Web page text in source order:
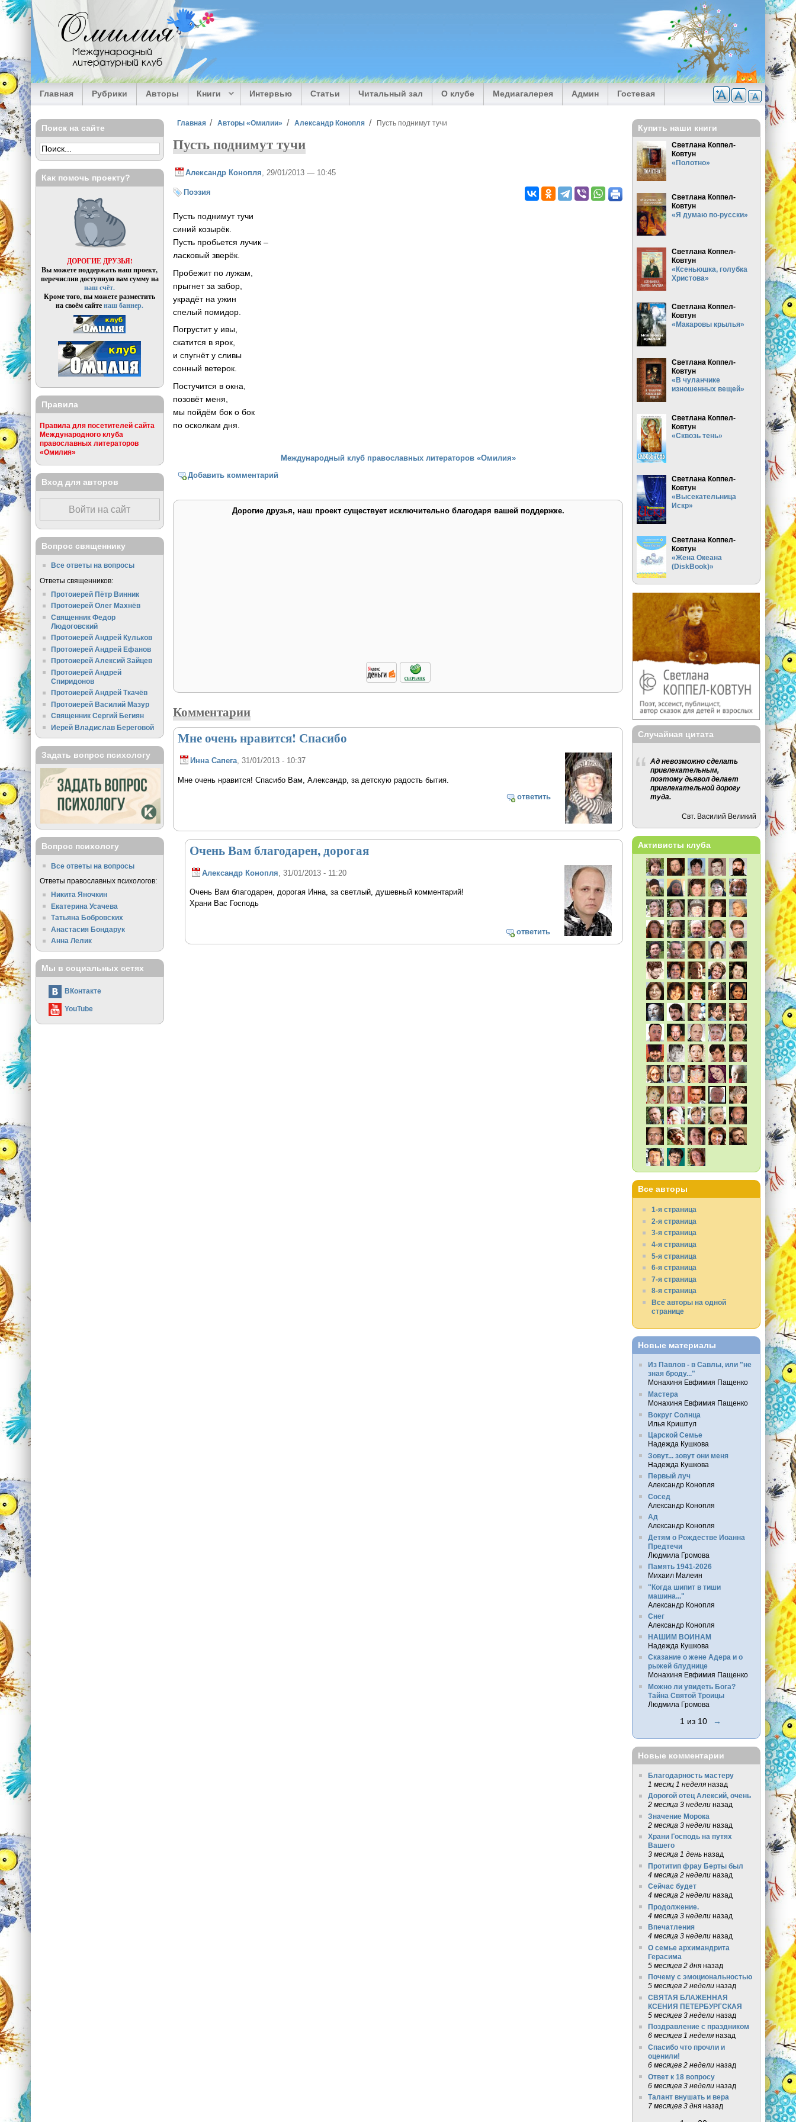
Перейти к основному содержанию
Омилия
Международный
литературный клуб
Главная Рубрики Авторы Книги Интервью Статьи Читальный зал О клубе Медиагалерея Админ Гостевая
Вы здесь
Главная Авторы «Омилии» Александр Конопля Пусть поднимут тучи
Пусть поднимут тучи
Александр Конопля , 29/01/2013 — 10:45
Поэзия
Пусть поднимут тучи
синий козырёк.
Пусть пробьется лучик –
ласковый зверёк.
Пробежит по лужам,
прыгнет за забор,
украдёт на ужин
спелый помидор.
Погрустит у ивы,
скатится в ярок,
и спугнёт у сливы
сонный ветерок.
Постучится в окна,
позовёт меня,
мы пойдём бок о бок
по осколкам дня.
Международный клуб православных литераторов «Омилия»
Добавить комментарий
Дорогие друзья, наш проект существует исключительно благодаря вашей поддержке.
Комментарии
Мне очень нравится! Спасибо
Инна Сапега, 31/01/2013 - 10:37
Мне очень нравится! Спасибо Вам, Александр, за детскую радость бытия.
ответить
Очень Вам благодарен, дорогая
Александр Конопля , 31/01/2013 - 11:20
Очень Вам благодарен, дорогая Инна, за светлый, душевный комментарий!
Храни Вас Господь
ответить
Поиск на сайте
Как помочь проекту?
ДОРОГИЕ ДРУЗЬЯ!
Вы можете поддержать наш проект,
перечислив доступную вам сумму на
наш счёт.
Кроме того, вы можете разместить
на своём сайтенаш баннер.
Правила
Правила для посетителей сайта
Международного клуба
православных литераторов
«Омилия»
Вход для авторов
Войти на сайт
Вопрос священнику
Все ответы на вопросы
Ответы священников:
Протоиерей Пётр Винник
Протоиерей Олег Махнёв
Священник Федор
Людоговский
Протоиерей Андрей Кульков
Протоиерей Андрей Ефанов
Протоиерей Алексий Зайцев
Протоиерей Андрей
Спиридонов
Протоиерей Андрей Ткачёв
Протоиерей Василий Мазур
Священник Сергий Бегиян
Иерей Владислав Береговой
Задать вопрос психологу
Вопрос психологу
Все ответы на вопросы
Ответы православных психологов:
Никита Яночкин
Екатерина Усачева
Татьяна Бобровских
Анастасия Бондарук
Анна Лелик
Мы в социальных сетях
ВКонтакте
YouTube
Купить наши книги
Светлана Коппел-
Ковтун
«Полотно»
Светлана Коппел-
Ковтун
«Я думаю по-русски»
Светлана Коппел-
Ковтун
«Ксеньюшка, голубка
Христова»
Светлана Коппел-
Ковтун
«Макаровы крылья»
Светлана Коппел-
Ковтун
«В чуланчике
изношенных вещей»
Светлана Коппел-
Ковтун
«Сквозь тень»
Светлана Коппел-
Ковтун
«Высекательница
Искр»
Светлана Коппел-
Ковтун
«Жена Океана
(DiskBook)»
Случайная цитата
Ад невозможно сделать
привлекательным,
поэтому дьявол делает
привлекательной дорогу
туда.
Свт. Василий Великий
Активисты клуба
Все авторы
1-я страница
2-я страница
3-я страница
4-я страница
5-я страница
6-я страница
7-я страница
8-я страница
Все авторы на одной
странице
Новые материалы
Из Павлов - в Савлы, или "не
зная броду..."
Монахиня Евфимия Пащенко
Мастера
Монахиня Евфимия Пащенко
Вокруг Солнца
Илья Криштул
Царской Семье
Надежда Кушкова
Зовут... зовут они меня
Надежда Кушкова
Первый луч
Александр Конопля
Сосед
Александр Конопля
Ад
Александр Конопля
Детям о Рождестве Иоанна
Предтечи
Людмила Громова
Память 1941-2026
Михаил Малеин
"Когда шипит в тиши
машина..."
Александр Конопля
Снег
Александр Конопля
НАШИМ ВОИНАМ
Надежда Кушкова
Сказание о жене Адера и о
рыжей блуднице
Монахиня Евфимия Пащенко
Можно ли увидеть Бога?
Тайна Святой Троицы
Людмила Громова
1 из 10 →
Новые комментарии
Благодарность мастеру
1 месяц 1 неделяназад
Дорогой отец Алексий, очень
2 месяца 3 неделиназад
Значение Морока
2 месяца 3 неделиназад
Храни Господь на путях
Вашего
3 месяца 1 деньназад
Протитип фрау Берты был
4 месяца 2 неделиназад
Сейчас будет
4 месяца 2 неделиназад
Продолжение.
4 месяца 3 неделиназад
Впечатления
4 месяца 3 неделиназад
О семье архимандрита
Герасима
5 месяцев 2 дняназад
Почему с эмоциональностью
5 месяцев 2 неделиназад
СВЯТАЯ БЛАЖЕННАЯ
КСЕНИЯ ПЕТЕРБУРГСКАЯ
5 месяцев 3 неделиназад
Поздравление с праздником
6 месяцев 1 неделяназад
Спасибо что прочли и
оценили!
6 месяцев 2 неделиназад
Ответ к 18 вопросу
6 месяцев 3 неделиназад
Талант внушать и вера
7 месяцев 3 дняназад